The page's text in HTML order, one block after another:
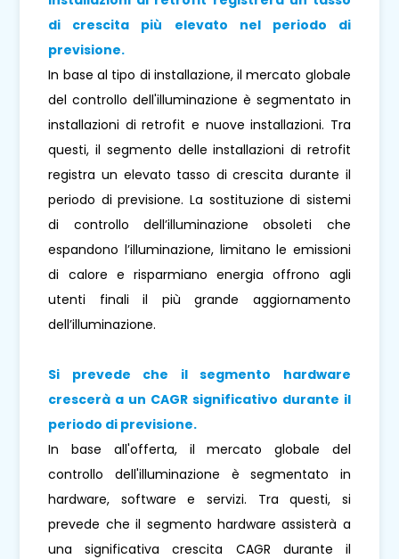
di crescita più elevato nel periodo di
previsione.
In base al tipo di installazione, il mercato globale
del controllo dell'illuminazione è segmentato in
installazioni di retrofit e nuove installazioni. Tra
questi, il segmento delle installazioni di retrofit
registra un elevato tasso di crescita durante il
periodo di previsione. La sostituzione di sistemi
di controllo dell’illuminazione obsoleti che
espandono l’illuminazione, limitano le emissioni
di calore e risparmiano energia offrono agli
utenti finali il più grande aggiornamento
dell’illuminazione.
Si prevede che il segmento hardware
crescerà a un CAGR significativo durante il
periodo di previsione.
In base all'offerta, il mercato globale del
controllo dell'illuminazione è segmentato in
hardware, software e servizi. Tra questi, si
prevede che il segmento hardware assisterà a
una significativa crescita CAGR durante il